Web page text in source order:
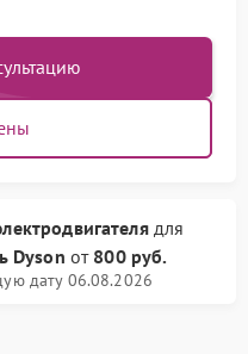
для
Dyson от 800 руб.
дату 06.08.2026